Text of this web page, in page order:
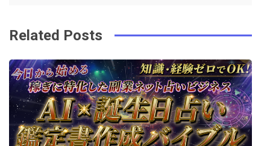
k
t
ビ
ゲ
ー
シ
Related Posts